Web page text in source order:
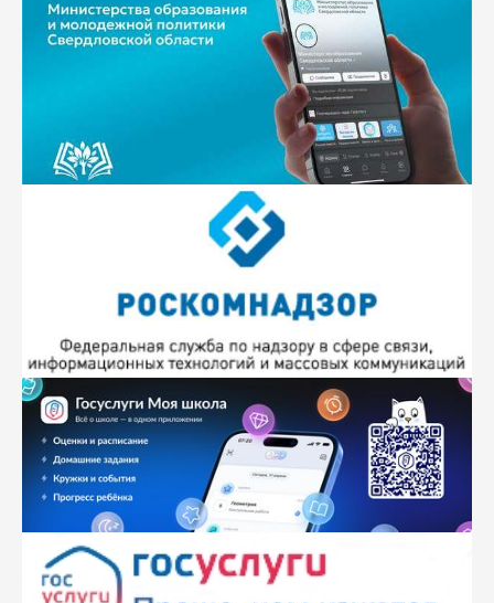
редакцией С.А.Маскалевой, методиста ЦДО
открыть
№ 11, 2021г. «Работа с детьми с ОВЗ в условиях
»- методический сборник
предназначаен для учителей начальной школы,
логопедов, психологов, дефектологов. Может
использоваться при проектировании и проведении
уроков в начальной школе, а также групповых и
индивидуальных занятий с детьми с ОВЗ младшего
школьного вохзраста под редакцией
В.Б.Белошапкиной, методиста ЦДО
Мой успешный проект
Всероссийского конкурса «Воспитатель года
России-21». В сборнике представлены проекты,
направленные на решение пролемной ситуации,
актуальной для образовательной организации, под
редакцией Н.А.Ярковой, старшего методиста ЦДО
открыть
№ 9, 2020г.«Профессиональная компетенция
педагога как условие организации эффективного
образовательного процесса»
(из опыта работы
школьных методических объединений учителей
русского языка и литературы г. Каменска-Уральского
в 2019-2020 учебном году) - опыт работы педагогов,
конспекты уроков и внеклассных мероприятий,
формы работы при дистанционном обучении, под